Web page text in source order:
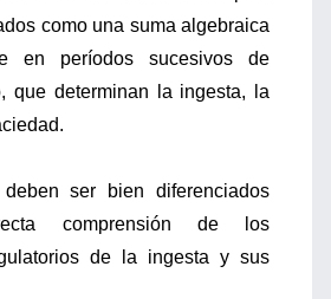
como una suma algebraica
en períodos sucesivos de
que determinan la ingesta, la
deben ser bien diferenciados
comprensión de los
de la ingesta y sus